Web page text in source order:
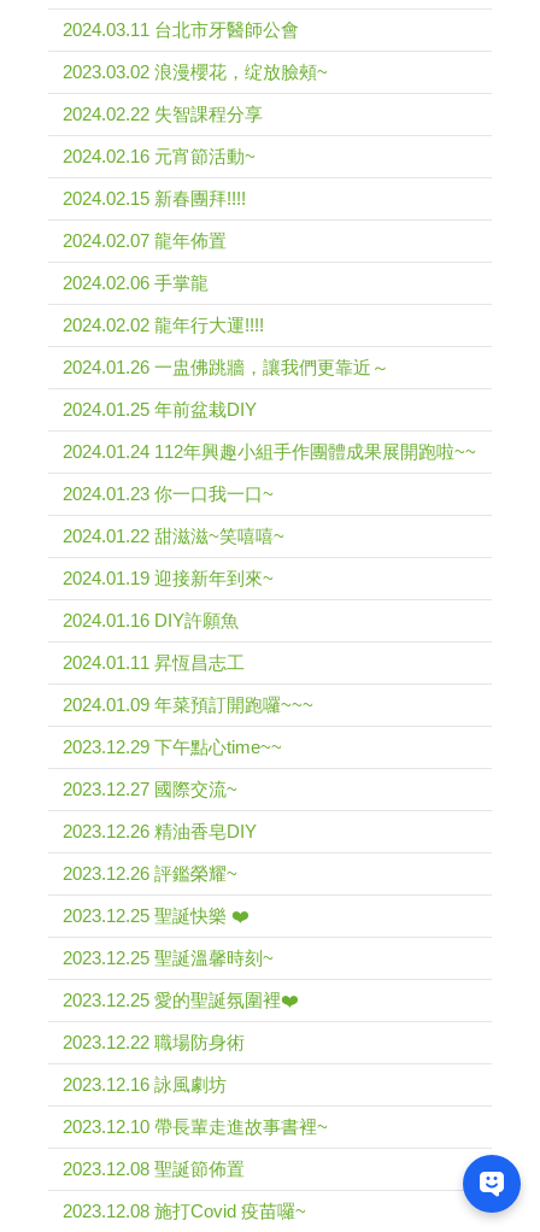
2024.03.11 台北市牙醫師公會
2023.03.02 浪漫櫻花，绽放臉頰~
2024.02.22 失智課程分享
2024.02.16 元宵節活動~
2024.02.15 新春團拜!!!!
2024.02.07 龍年佈置
2024.02.06 手掌龍
2024.02.02 龍年行大運!!!!
2024.01.26 一盅佛跳牆，讓我們更靠近～
2024.01.25 年前盆栽DIY
2024.01.24 112年興趣小組手作團體成果展開跑啦~~
2024.01.23 你一口我一口~
2024.01.22 甜滋滋~笑嘻嘻~
2024.01.19 迎接新年到來~
2024.01.16 DIY許願魚
2024.01.11 昇恆昌志工
2024.01.09 年菜預訂開跑囉~~~
2023.12.29 下午點心time~~
2023.12.27 國際交流~
2023.12.26 精油香皂DIY
2023.12.26 評鑑榮耀~
2023.12.25 聖誕快樂 ❤️
2023.12.25 聖誕溫馨時刻~
2023.12.25 愛的聖誕氛圍裡❤️
2023.12.22 職場防身術
2023.12.16 詠風劇坊
2023.12.10 帶長輩走進故事書裡~
2023.12.08 聖誕節佈置
2023.12.08 施打Covid 疫苗囉~